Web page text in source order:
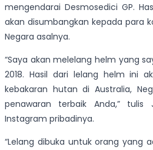
mengendarai Desmosedici GP.
akan disumbangkan kepada para
Negara asalnya.
“Saya akan melelang helm yang
2018. Hasil dari lelang helm ini
kebakaran hutan di Australia,
penawaran terbaik Anda,”
Instagram pribadinya.
“Lelang dibuka untuk orang yang